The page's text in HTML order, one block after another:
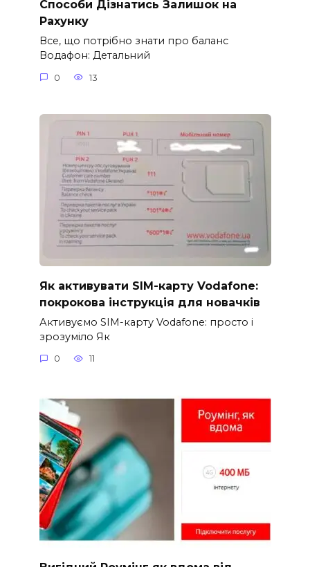
Способи Дізнатись Залишок на
Рахунку
Все, що потрібно знати про баланс
Водафон: Детальний
0 13
Як активувати SIM-карту Vodafone:
покрокова інструкція для новачків
Активуємо SIM-карту Vodafone: просто і
зрозуміло Як
0 11